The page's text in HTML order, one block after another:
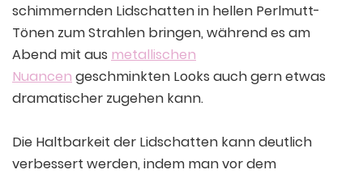
schimmernden Lidschatten in hellen Perlmutt-
Tönen zum Strahlen bringen, während es am
Abend mit aus metallischen
Nuancen geschminkten Looks auch gern etwas
dramatischer zugehen kann.
Die Haltbarkeit der Lidschatten kann deutlich
verbessert werden, indem man vor dem